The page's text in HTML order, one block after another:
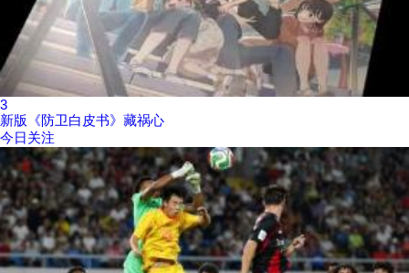
3
新版《防卫白皮书》藏祸心
今日关注